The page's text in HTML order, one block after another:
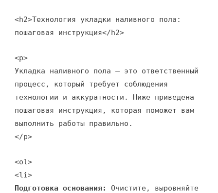
<h2>Технология укладки наливного пола:
пошаговая инструкция</h2>
<p>
Укладка наливного пола – это ответственный
процесс, который требует соблюдения
технологии и аккуратности. Ниже приведена
пошаговая инструкция, которая поможет вам
выполнить работы правильно.
</p>
<ol>
<li>
Подготовка основания:
Очистите, выровняйте